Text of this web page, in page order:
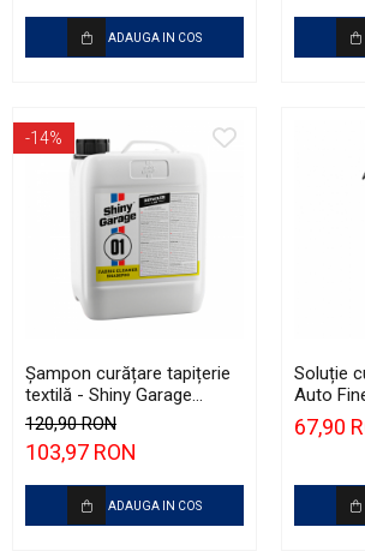
ADAUGA IN COS
-14%
Șampon curățare tapițerie
textilă - Shiny Garage
Fabric Cleaner (RTU) (5L)
120,90 RON
103,97 RON
ADAUGA IN COS
Soluție
Auto
(500ml)
67,90